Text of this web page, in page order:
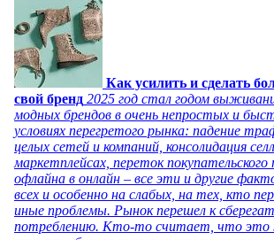
Как усилить и сделать
свой бренд 2025 год стал годом
модных брендов в очень непростых и
условиях перегретого рынка: падение
целых сетей и компаний, консолидация
маркетплейсах, переток
офлайна в онлайн – все эти и другие
всех и особенно на слабых, на тех, кто
иные проблемы. Рынок перешел к
потреблению. Кто-то считает, что это